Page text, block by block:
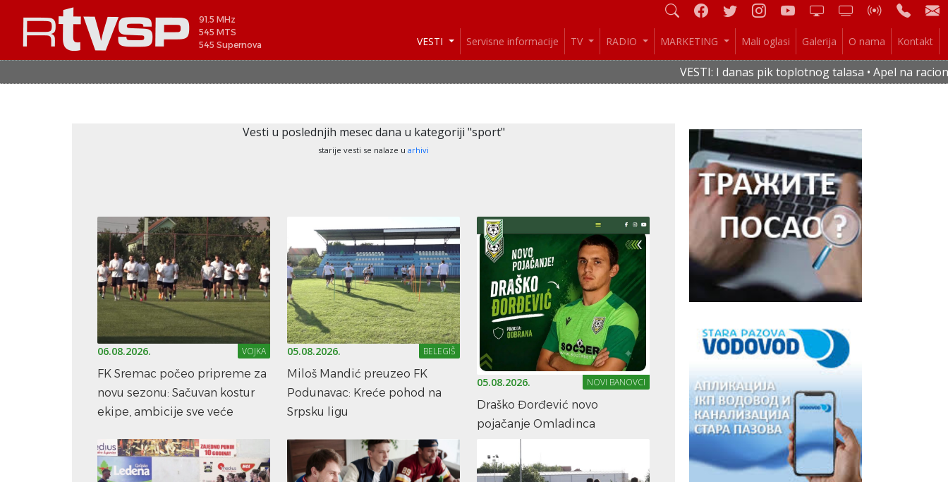
91.5 MHz
545 MTS
545 Supernova
VESTI Servisne informacije TV RADIO MARKETING Mali oglasi Galerija O nama Kontakt
VESTI: I danas pik toplotnog talasa • Apel na racionalnu
Vesti u poslednjih mesec dana u kategoriji "sport"
starije vesti se nalaze u arhivi
06.08.2026. VOJKA
FK Sremac počeo pripreme za
novu sezonu: Sačuvan kostur
ekipe, ambicije sve veće
05.08.2026. BELEGIŠ
Miloš Mandić preuzeo FK
Podunavac: Kreće pohod na
Srpsku ligu
05.08.2026. NOVI BANOVCI
Draško Đorđević novo
pojačanje Omladinca